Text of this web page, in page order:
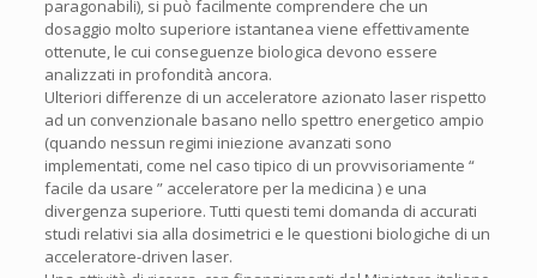
paragonabili), si può facilmente comprendere che un
dosaggio molto superiore istantanea viene effettivamente
ottenute, le cui conseguenze biologica devono essere
analizzati in profondità ancora.
Ulteriori differenze di un acceleratore azionato laser rispetto
ad un convenzionale basano nello spettro energetico ampio
(quando nessun regimi iniezione avanzati sono
implementati, come nel caso tipico di un provvisoriamente “
facile da usare ” acceleratore per la medicina ) e una
divergenza superiore. Tutti questi temi domanda di accurati
studi relativi sia alla dosimetrici e le questioni biologiche di un
acceleratore-driven laser.